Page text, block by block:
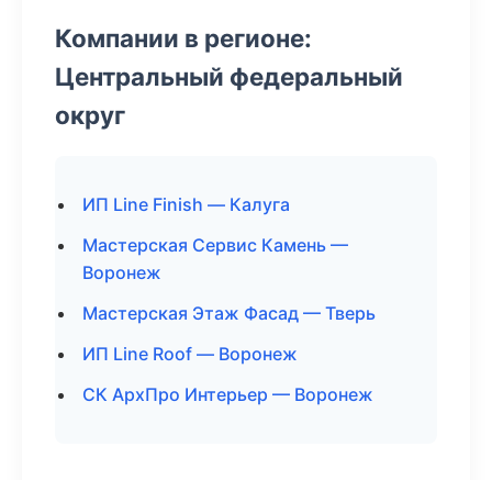
Компании в регионе:
Центральный федеральный
округ
ИП Line Finish — Калуга
Мастерская Сервис Камень —
Воронеж
Мастерская Этаж Фасад — Тверь
ИП Line Roof — Воронеж
СК АрхПро Интерьер — Воронеж